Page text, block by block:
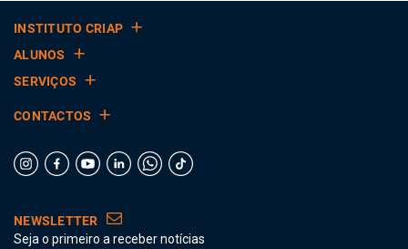
INSTITUTO CRIAP
ALUNOS
SERVIÇOS
CONTACTOS
NEWSLETTER
Seja o primeiro a receber notícias